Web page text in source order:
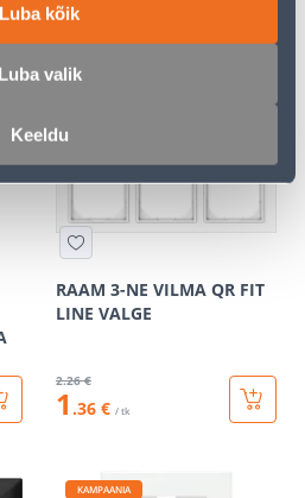
Luba kõik
Luba valik
Keeldu
2.32 €
RAAM 3-NE VILMA QR FIT
LINE VALGE
2.26 €
1 .36 € / tk
KAMPAANIA